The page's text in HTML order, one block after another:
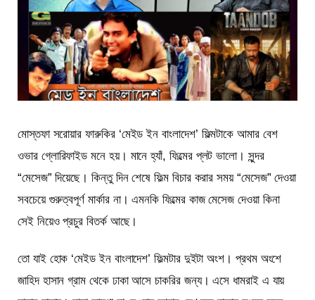
মোস্তফা সরোয়ার ফারুকির ‘মেইড ইন বাংলাদেশ’ ফিল্মটাকে আমার বেশ
ওভার গ্লোরিফাইড মনে হয়। মানে হ্যাঁ, ফিল্মের প্লট ভালো। সুন্দর
“মেসেজ” দিয়েছে। কিন্তু দিন শেষে ফিল্ম বিচার করার সময় “মেসেজ” দেওয়া
সবচেয়ে গুরুত্বপূর্ণ মার্কার না। এমনকি ফিল্মের কাজ মেসেজ দেওয়া কিনা
সেই নিয়েও প্রচুর বিতর্ক আছে।
তো যাই হোক ‘মেইড ইন বাংলাদেশ’ ফিল্মটার দুইটা অংশ। প্রথম অংশে
জাহিদ হাসান গ্রাম থেকে ঢাকা আসে চাকরির জন্য। এসে ধামরাই এ যায়